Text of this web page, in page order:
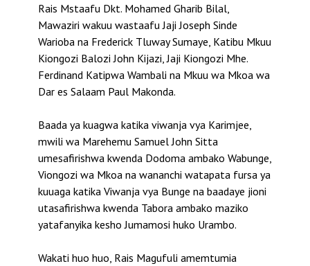
Rais Mstaafu Dkt. Mohamed Gharib Bilal,
Mawaziri wakuu wastaafu Jaji Joseph Sinde
Warioba na Frederick Tluway Sumaye, Katibu Mkuu
Kiongozi Balozi John Kijazi, Jaji Kiongozi Mhe.
Ferdinand Katipwa Wambali na Mkuu wa Mkoa wa
Dar es Salaam Paul Makonda.
Baada ya kuagwa katika viwanja vya Karimjee,
mwili wa Marehemu Samuel John Sitta
umesafirishwa kwenda Dodoma ambako Wabunge,
Viongozi wa Mkoa na wananchi watapata fursa ya
kuuaga katika Viwanja vya Bunge na baadaye jioni
utasafirishwa kwenda Tabora ambako maziko
yatafanyika kesho Jumamosi huko Urambo.
Wakati huo huo, Rais Magufuli amemtumia